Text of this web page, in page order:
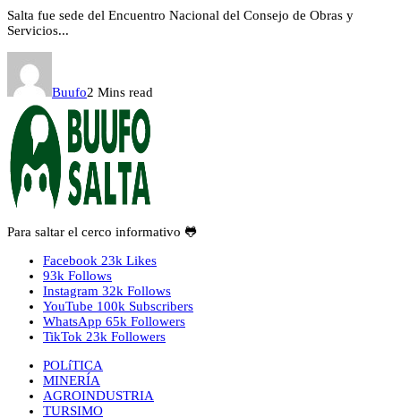
Salta fue sede del Encuentro Nacional del Consejo de Obras y
Servicios...
Buufo2 Mins read
Para saltar el cerco informativo 🐸
Facebook 23k Likes
93k Follows
Instagram 32k Follows
YouTube 100k Subscribers
WhatsApp 65k Followers
TikTok 23k Followers
POLíTICA
MINERÍA
AGROINDUSTRIA
TURSIMO